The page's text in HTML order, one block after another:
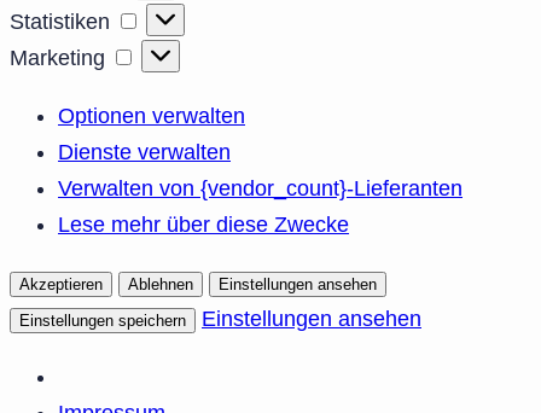
Statistiken
Statistiken
Marketing
Marketing
Optionen verwalten
Dienste verwalten
Verwalten von {vendor_count}-Lieferanten
Lese mehr über diese Zwecke
Akzeptieren Ablehnen
Einstellungen ansehen
Einstellungen speichern
Einstellungen ansehen